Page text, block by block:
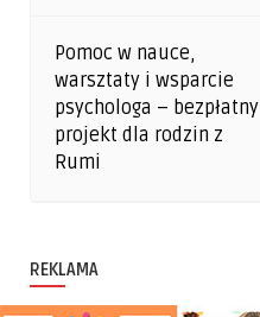
Pomoc w nauce,
warsztaty i wsparcie
psychologa – bezpłatny
projekt dla rodzin z
Rumi
REKLAMA